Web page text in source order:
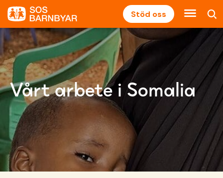
Stöd oss
Vårt arbete i Somalia